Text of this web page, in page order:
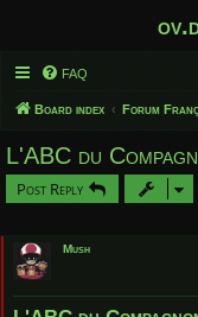
FAQ
Board index Forum
L'ABC du
Post Reply
Mush